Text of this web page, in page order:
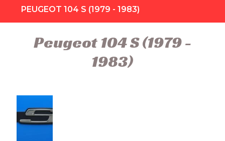
PEUGEOT 104 S (1979 - 1983)
Peugeot 104 S (1979 -
1983)